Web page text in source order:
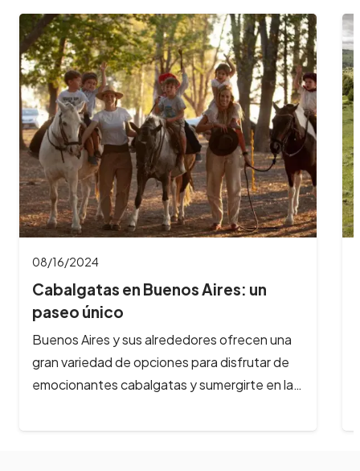
08/16/2024
Cabalgatas en Bariloche: aventuras
a caballo…
¿Te imaginas galopar por paisajes de ensueño,
rodeado de montañas nevadas, lagos
cristalinos y bosques milenarios? En Bariloche,